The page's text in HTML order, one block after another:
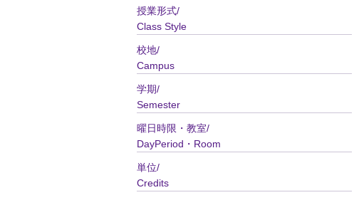
授業形式/
Class Style
校地/
Campus
学期/
Semester
曜日時限・教室/
DayPeriod・Room
単位/
Credits